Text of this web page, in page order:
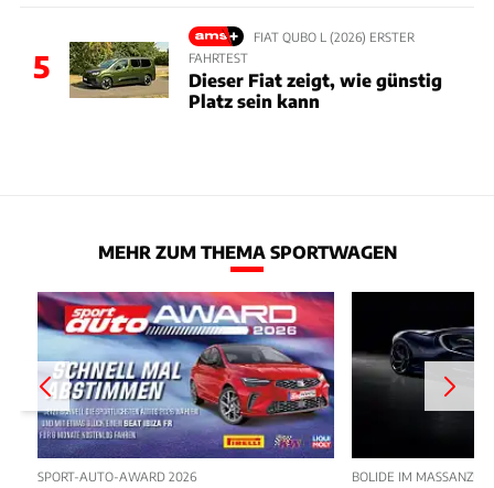
5
FIAT QUBO L (2026) ERSTER
FAHRTEST
Dieser Fiat zeigt, wie günstig
Platz sein kann
MEHR ZUM THEMA SPORTWAGEN
SPORT-AUTO-AWARD 2026 BOLIDE IM MASSANZUG